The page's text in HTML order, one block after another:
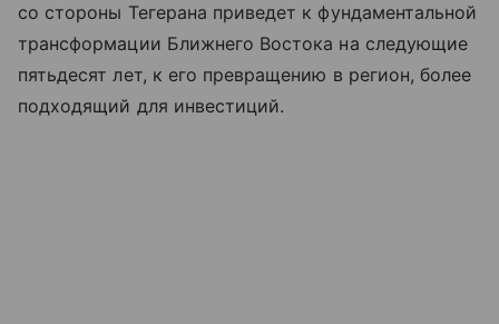
со стороны Тегерана приведет к фундаментальной
трансформации Ближнего Востока на следующие
пятьдесят лет, к его превращению в регион, более
подходящий для инвестиций.